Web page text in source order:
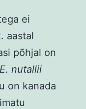
ei
aastal
põhjal on
E. nutallii
on kanada